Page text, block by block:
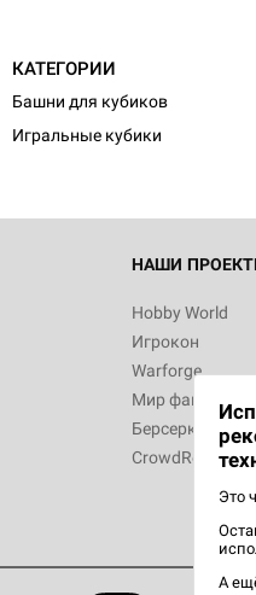
КАТЕГОРИИ
Башни для кубиков
Игральные кубики
НАШИ
Hobby World
Игрокон
Warforge
Мир фантастики
Берсерк
CrowdRepublic
Это
А